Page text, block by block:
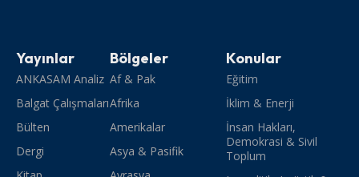
Yayınlar
ANKASAM Analiz
Balgat Çalışmaları
Bülten
Dergi
Bölgeler
Af & Pak
Afrika
Amerikalar
Asya & Pasifik
Konular
Eğitim
İklim & Enerji
İnsan Hakları,
Demokrasi & Sivil
Toplum